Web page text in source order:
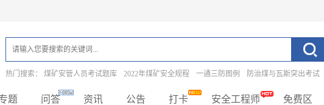
热门搜索： 煤矿安管人员考试题库 2022年煤矿安全规程 一通三防图例
防治煤与瓦斯突出考试
题 问答 资讯 公告 打卡 安全工程师 免费区